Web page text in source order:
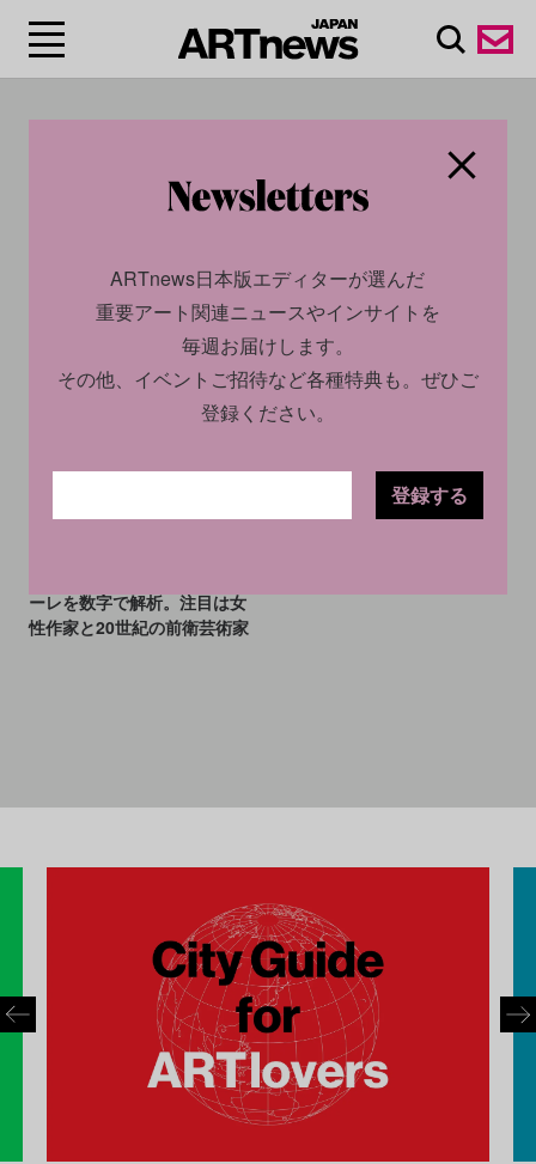
ス/Antenna Space
ーレを数字で解析。注目は女
性作家と20世紀の前衛芸術家
ARTnews日本版エディターが選んだ
重要アート関連ニュースやインサイトを
毎週お届けします。
その他、イベントご招待など各種特典も。ぜひご
登録ください。
登録する